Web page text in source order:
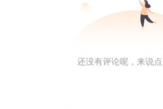
他指出，当 Paxos 停止铸造新的
向投资者保证，客户资金是安全
还没有评论呢，来说